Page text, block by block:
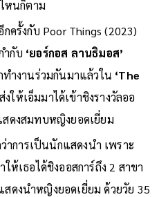
หนก็ตาม
ครั้งกับ Poor Things (2023)
ำกับ ‘ยอร์กอส ลานธิมอส’
ทำงานร่วมกันมาแล้วใน ‘The
งให้เอ็มมาได้เข้าชิงรางวัลออ
ดงสมทบหญิงยอดเยี่ยม
าการเป็นนักแสดงนำ เพราะ
ห้เธอได้ชิงออสการ์ถึง 2 สาขา
ดงนำหญิงยอดเยี่ยม ด้วยวัย 35